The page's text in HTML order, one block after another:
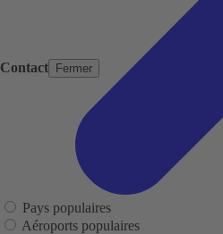
Contact Fermer
Pays populaires
Aéroports populaires